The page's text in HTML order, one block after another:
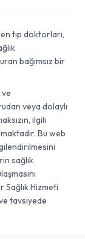
tıp doktorları,
bağımsız bir
veya dolaylı
ilgili
Bu web
sağlık
Sağlık Hizmeti
tavsiyede